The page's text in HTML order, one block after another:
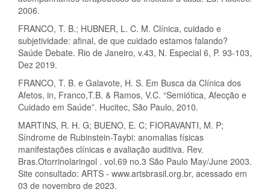
2006.
FRANCO, T. B.; HUBNER, L. C. M. Clínica, cuidado e
subjetividade: afinal, de que cuidado estamos falando?
Saúde Debate. Rio de Janeiro, v.43, N. Especial 6, P. 93-103,
Dez 2019.
FRANCO, T. B. e Galavote, H. S. Em Busca da Clínica dos
Afetos, in, Franco,T.B. & Ramos, V.C. “Semiótica, Afecção e
Cuidado em Saúde”. Hucitec, São Paulo, 2010.
MARTINS, R. H. G; BUENO, E. C; FIORAVANTI, M. P;
Síndrome de Rubinstein-Taybi: anomalias físicas
manifestações clínicas e avaliação auditiva. Rev.
Bras.Otorrinolaringol . vol.69 no.3 São Paulo May/June 2003.
Site consultado: ARTS - www.artsbrasil.org.br, acessado em
03 de novembro de 2023.